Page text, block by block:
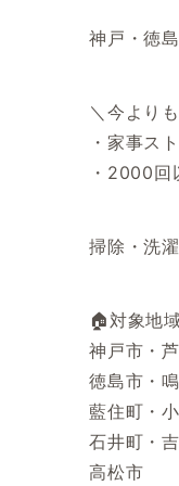
神戸・徳
＼今より
・家事ス
・2000
掃除・洗
🏠対象地
神戸市・
徳島市・
藍住町・
石井町・
高松市